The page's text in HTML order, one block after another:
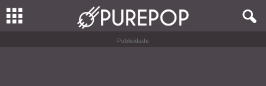
Publicidade